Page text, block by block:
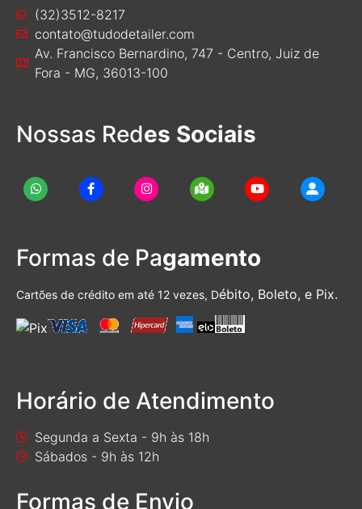
(32)3512-8217
contato@tudodetailer.com
Av. Francisco Bernardino, 747 - Centro, Juiz de
Fora - MG, 36013-100
Nossas Redes Sociais
Formas de Pagamento
Cartões de crédito em até 12 vezes, Débito, Boleto, e Pix.
Horário de Atendimento
Segunda a Sexta - 9h às 18h
Sábados - 9h às 12h
Formas de Envio